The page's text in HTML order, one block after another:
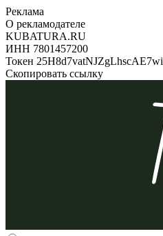
Реклама
О рекламодателе
KUBATURA.RU
ИНН 7801457200
Токен 25H8d7vatNJZgLhscAE7wi
Скопировать ссылку